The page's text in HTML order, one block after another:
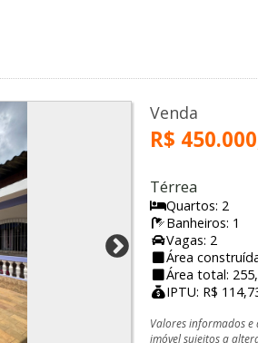
Venda
R$
Térrea
Quartos: 2
Banheiros: 1
Vagas: 2
Área
Área total:
IPTU: R$
Valores informados
imóvel sujeitos a